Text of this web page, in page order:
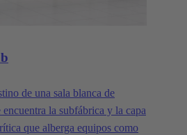
de una sala blanca de
encuentra la subfábrica y la capa
que alberga equipos como